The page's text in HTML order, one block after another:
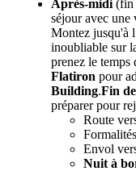
Après-midi (fin
séjour avec une
Montez jusqu'à
inoubliable sur
prenez le temps
Flatiron pour
Building.Fin
préparer pour
Route
Envol
Nuit à